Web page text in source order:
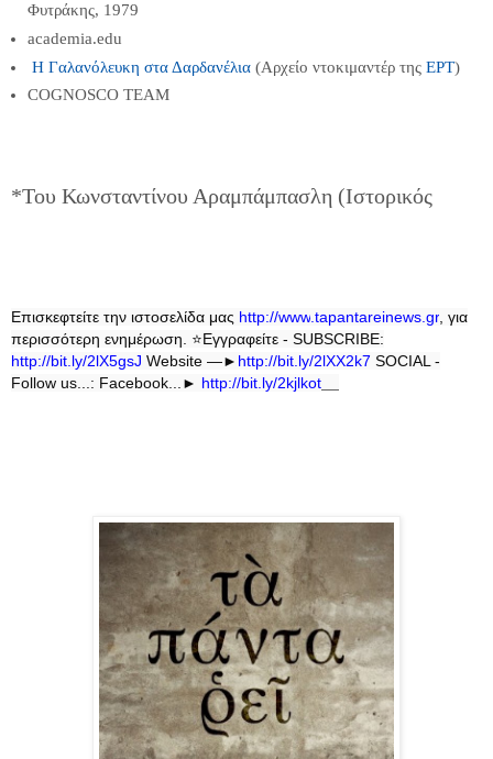
Φυτράκης, 1979
academia.edu
Η Γαλανόλευκη στα Δαρδανέλια (Αρχείο ντοκιμαντέρ της ΕΡΤ)
COGNOSCO TEAM
*Του Κωνσταντίνου Αραμπάμπασλη (Ιστορικός
Επισκεφτείτε την ιστοσελίδα μας http://www.tapantareinews.gr, για
περισσότερη ενημέρωση. ⭐Εγγραφείτε - SUBSCRIBE:
http://bit.ly/2lX5gsJ Website —► http://bit.ly/2lXX2k7 SOCIAL -
Follow us...: Facebook...► http://bit.ly/2kjlkot